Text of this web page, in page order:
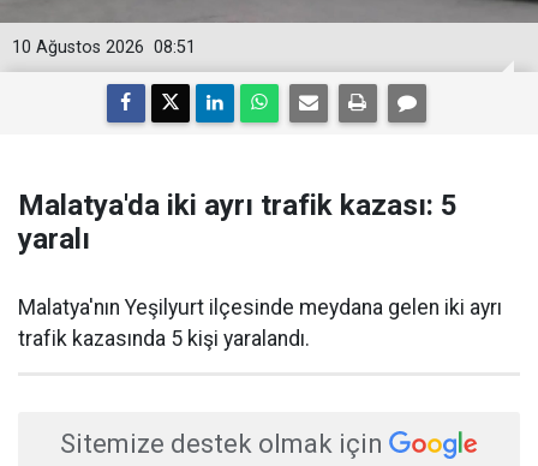
08:51
10 Ağustos 2026
Malatya'da iki ayrı trafik kazası: 5
yaralı
Malatya'nın Yeşilyurt ilçesinde meydana gelen iki ayrı
trafik kazasında 5 kişi yaralandı.
Sitemize destek olmak için